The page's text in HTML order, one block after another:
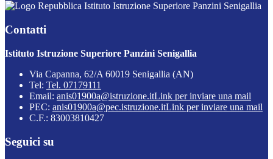
Istituto Istruzione Superiore Panzini Senigallia
Contatti
Istituto Istruzione Superiore Panzini Senigallia
Via Capanna, 62/A 60019 Senigallia (AN)
Tel: Tel. 07179111
Email: anis01900a@istruzione.itLink per inviare una mail
PEC: anis01900a@pec.istruzione.itLink per inviare una mail
C.F.: 83003810427
Seguici su